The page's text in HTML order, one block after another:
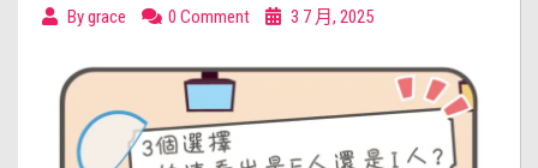
Bygrace 0 Comment 3 7 月, 2025